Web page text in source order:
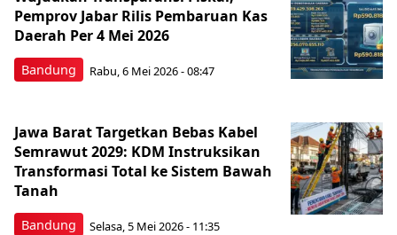
Bandung
Pemprov Jabar Rilis Pembaruan Kas
Daerah Per 4 Mei 2026
Rabu, 6 Mei 2026 - 08:47
Bandung
Jawa Barat Targetkan Bebas Kabel
Semrawut 2029: KDM Instruksikan
Transformasi Total ke Sistem Bawah
Tanah
Selasa, 5 Mei 2026 - 11:35